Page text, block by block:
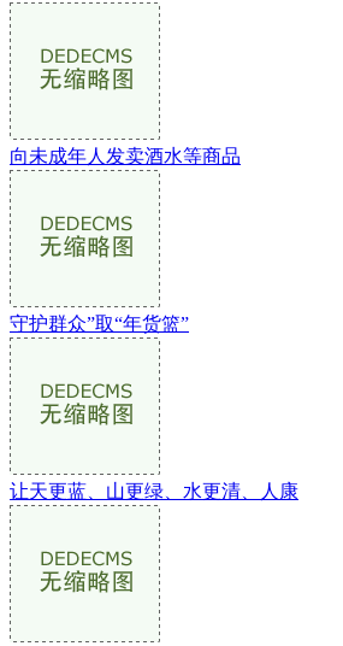
向未成年人发卖酒水等商品
守护群众”取“年货篮”
让天更蓝、山更绿、水更清、人康